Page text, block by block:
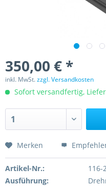
350,00 € *
inkl. MwSt.zzgl. Versandkosten
Sofort versandfertig,
Merken
Artikel-Nr.:
116-
Ausführung: